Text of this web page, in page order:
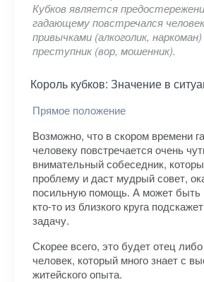
Кубков является
гадающему повстречался
привычками (алкоголик,
преступник (вор, мошенник).
Король кубков: Значение в
Прямое положение
Возможно, что в скором времени
человеку повстречается очень
внимательный собеседник,
проблему и даст мудрый совет,
посильную помощь. А может быть
кто-то из близкого круга
задачу.
Скорее всего, это будет отец
человек, который много знает с
житейского опыта.